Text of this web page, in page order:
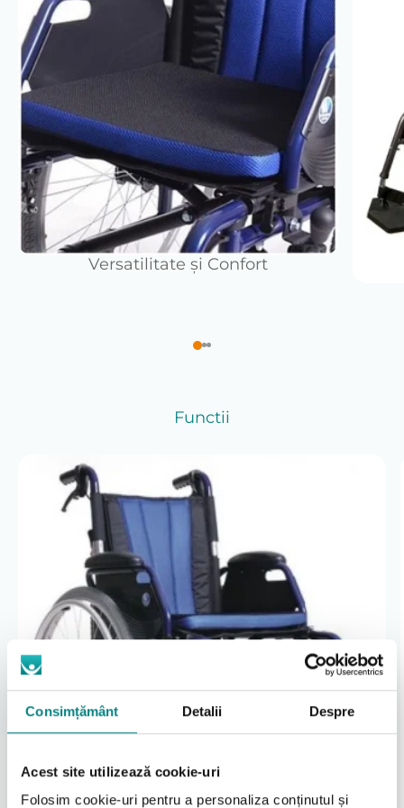
Consimțământ Detalii Despre
Acest site utilizează cookie-uri
Folosim cookie-uri pentru a personaliza conținutul și
pentru persoane cu dificultăţi de mobilitate. Noul
model este dotat cu un scaun confortabil şi perne
pentru spate şi frâne de asistenţă. Mecanismul de
pliere pe spate inclus situat lângă cotierele pliante
permite reducerea dimensiunii scaunului cu rotile în
timpul transportului
Şase mărimi diferite
Roțile din față sunt din kripton, roțile din spate
sunt umflate
Osie cu eliberare rapidă a roţilor din spate.
Versatilitate și Confort
Functii